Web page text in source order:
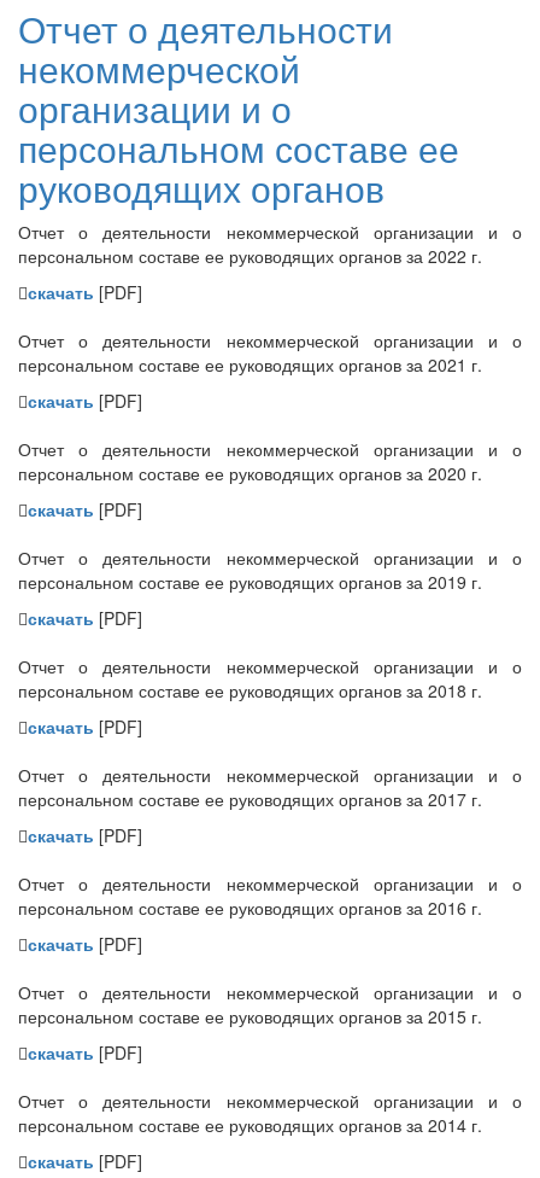
Отчет о деятельности
некоммерческой
организации и о
персональном составе ее
руководящих органов
Отчет о деятельности некоммерческой организации и о
персональном составе ее руководящих органов за 2022 г.
скачать [PDF]
Отчет о деятельности некоммерческой организации и о
персональном составе ее руководящих органов за 2021 г.
скачать [PDF]
Отчет о деятельности некоммерческой организации и о
персональном составе ее руководящих органов за 2020 г.
скачать [PDF]
Отчет о деятельности некоммерческой организации и о
персональном составе ее руководящих органов за 2019 г.
скачать [PDF]
Отчет о деятельности некоммерческой организации и о
персональном составе ее руководящих органов за 2018 г.
скачать [PDF]
Отчет о деятельности некоммерческой организации и о
персональном составе ее руководящих органов за 2017 г.
скачать [PDF]
Отчет о деятельности некоммерческой организации и о
персональном составе ее руководящих органов за 2016 г.
скачать [PDF]
Отчет о деятельности некоммерческой организации и о
персональном составе ее руководящих органов за 2015 г.
скачать [PDF]
Отчет о деятельности некоммерческой организации и о
персональном составе ее руководящих органов за 2014 г.
скачать [PDF]